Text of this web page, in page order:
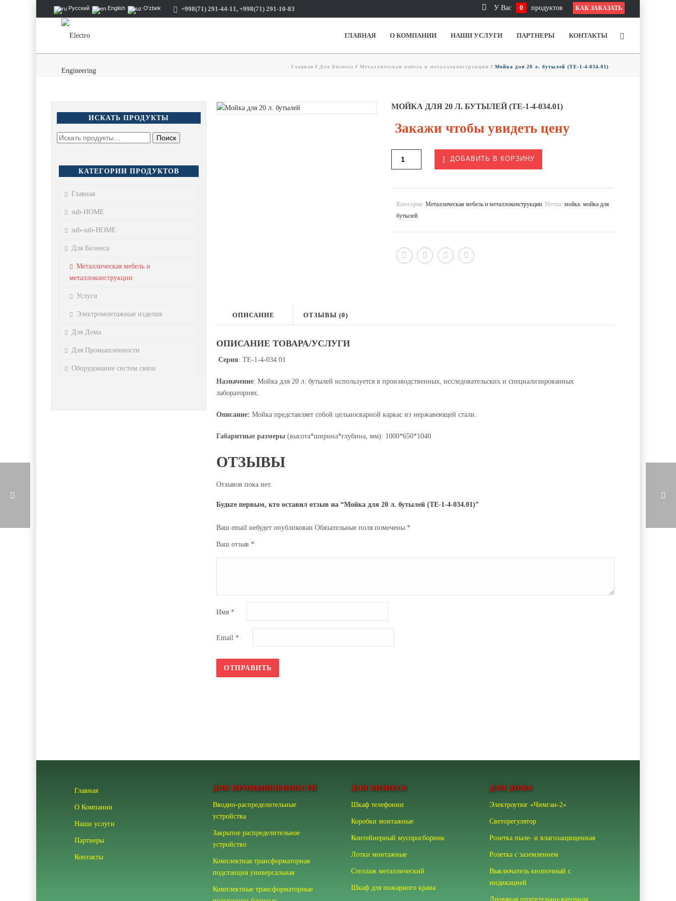
Русский English O'zbek +998(71) 291-44-11, +998(71) 291-10-83 У Вас 0 продуктов КАК ЗАКАЗАТЬ
ГЛАВНАЯ О КОМПАНИИ НАШИ УСЛУГИ ПАРТНЕРЫ КОНТАКТЫ
Главная / Для Бизнеса / Металлическая мебель и металлоконструкции / Мойка для 20 л. бутылей (ТЕ-1-4-034.01)
МОЙКА ДЛЯ 20 Л. БУТЫЛЕЙ (ТЕ-1-4-034.01)
Закажи чтобы увидеть цену
ДОБАВИТЬ В КОРЗИНУ
Категория:Металлическая мебель и металлоконструкции. Метки:мойка,мойка для
бутылей.
ОПИСАНИЕ ОТЗЫВЫ (0)
ОПИСАНИЕ ТОВАРА/УСЛУГИ
Серия: ТЕ-1-4-034.01
Назначение: Мойка для 20 л. бутылей используется в производственных, исследовательских и специализированных
лабораториях.
Описание: Мойка представляет собой цельносварной каркас из нержавеющей стали.
Габаритные размеры(высота*ширина*глубина, мм): 1000*650*1040
ОТЗЫВЫ
Отзывов пока нет.
Будьте первым, кто оставил отзыв на “Мойка для 20 л. бутылей (ТЕ-1-4-034.01)”
Ваш email небудет опубликован Обязательные поля помечены *
Ваш отзыв *
Имя *
Email *
ИСКАТЬ ПРОДУКТЫ
КАТЕГОРИИ ПРОДУКТОВ
Главная
sub-HOME
sub-sub-HOME
Для Бизнеса
Металлическая мебель и
металлоконструкции
Услуги
Электромонтажные изделия
Для Дома
Для Промышленности
Оборудование систем связи
Главная
О Компании
Наши услуги
Партнеры
Контакты
ДЛЯ ПРОМЫШЛЕННОСТИ
Вводно-распределительные
устройства
Закрытое распределительное
устройство
Комплектная трансформаторная
подстанция универсальная
Комплектные трансформаторные
ДЛЯ БИЗНЕСА
Шкаф телефонии
Коробки монтажные
Контейнерный мусоросборник
Лотки монтажные
Стеллаж металлический
Шкаф для пожарного крана
ДЛЯ ДОМА
Электроутюг «Чимган-2»
Светорегулятор
Розетка пыле- и влагозащищенная
Розетка с заземлением
Выключатель кнопочный с
индикацией
Дровяная отопительно-варочная